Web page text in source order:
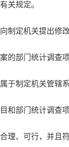
关规定。
制定机关提出
的部门统计调查
属于制定机关管
目和部门统计调
合理、可行，并